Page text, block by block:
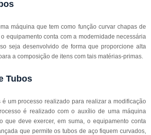
máquina que tem como função curvar chapas de
equipamento conta com a modernidade necessária
seja desenvolvido de forma que proporcione alta
a composição de itens com tais matérias-primas.
Tubos
é um processo realizado para realizar a modificação
é realizado com o auxílio de uma máquina
que deve exercer, em suma, o equipamento conta
que permite os tubos de aço fiquem curvados,